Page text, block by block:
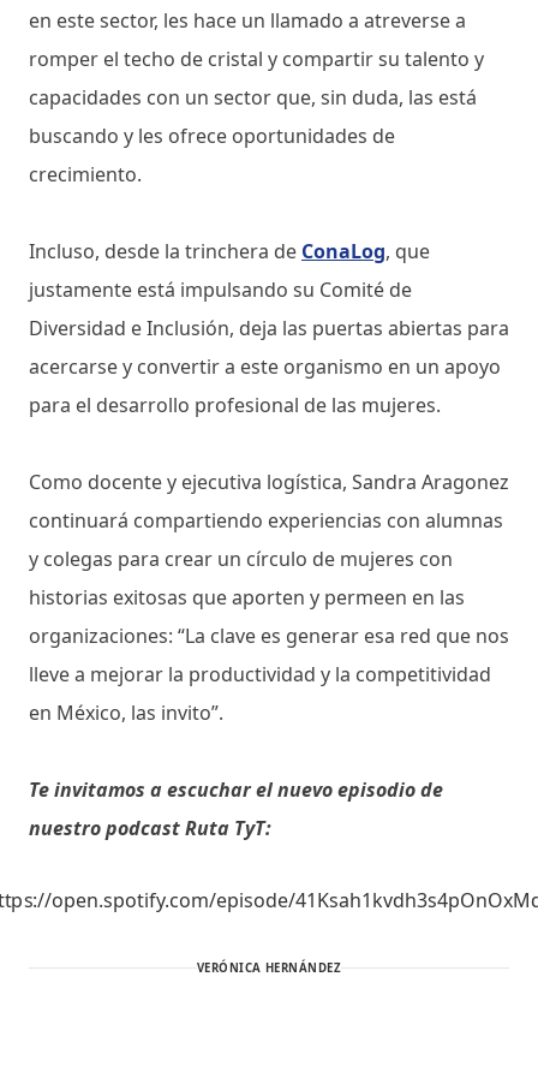
en este sector, les hace un llamado a atreverse a
romper el techo de cristal y compartir su talento y
capacidades con un sector que, sin duda, las está
buscando y les ofrece oportunidades de
crecimiento.
Incluso, desde la trinchera de ConaLog, que
justamente está impulsando su Comité de
Diversidad e Inclusión, deja las puertas abiertas para
acercarse y convertir a este organismo en un apoyo
para el desarrollo profesional de las mujeres.
Como docente y ejecutiva logística, Sandra Aragonez
continuará compartiendo experiencias con alumnas
y colegas para crear un círculo de mujeres con
historias exitosas que aporten y permeen en las
organizaciones: “La clave es generar esa red que nos
lleve a mejorar la productividad y la competitividad
en México, las invito”.
Te invitamos a escuchar el nuevo episodio de
nuestro podcast Ruta TyT:
open.spotify.com/episode/
VERÓNICA HERNÁNDEZ